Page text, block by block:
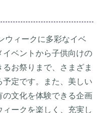
ウィークに多彩なイベ
イベントから子供向けの
お祭りまで、さまざま
定です。また、美しい
文化を体験できる企画
ークを楽しく、充実し